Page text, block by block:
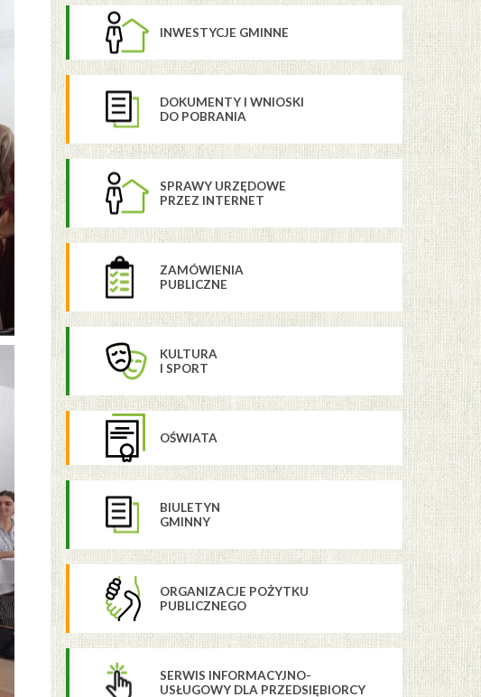
INWESTYCJE GMINNE
DOKUMENTY I WNIOSKI
DO POBRANIA
SPRAWY URZĘDOWE
PRZEZ INTERNET
ZAMÓWIENIA
PUBLICZNE
KULTURA
I SPORT
OŚWIATA
BIULETYN
GMINNY
ORGANIZACJE POŻYTKU
PUBLICZNEGO
SERWIS INFORMACYJNO-
USŁUGOWY DLA PRZEDSIĘBIORCY